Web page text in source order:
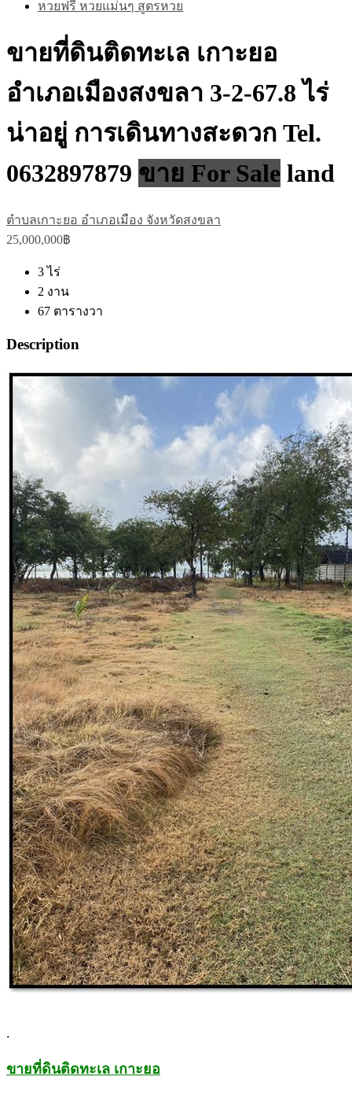
หวยฟรี หวยแม่นๆ สูตรหวย
ขายที่ดินติดทะเล เกาะยอ
อำเภอเมืองสงขลา 3-2-67.8 ไร่
น่าอยู่ การเดินทางสะดวก Tel.
0632897879 ขาย For Sale land
ตำบลเกาะยอ อำเภอเมือง จังหวัดสงขลา
25,000,000฿
3ไร่
2 งาน
67 ตารางวา
Description
.
ขายที่ดินติดทะเล เกาะยอ